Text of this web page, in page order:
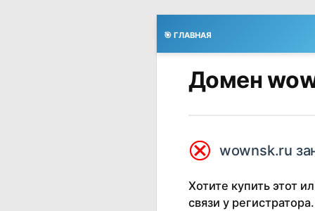
🎯 ГЛАВНАЯ
Домен
⮿ wownsk.ru
Хотите купить этот
связи у регистратора.